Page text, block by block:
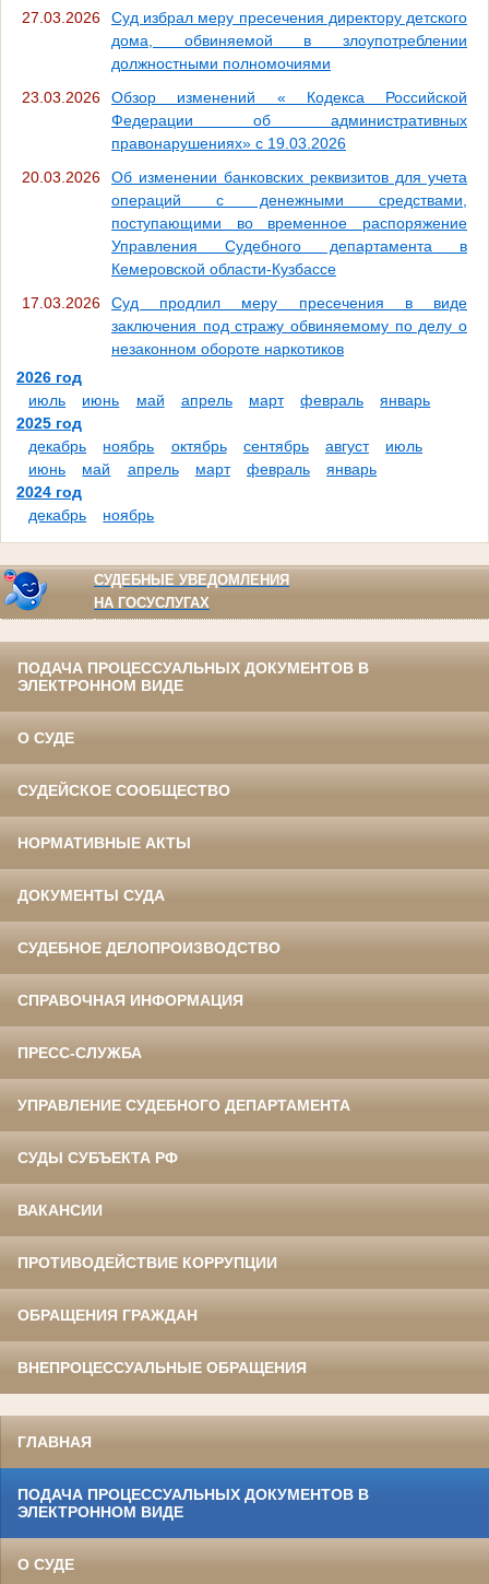
27.03.2026
Суд избрал меру пресечения директору детского
дома, обвиняемой в злоупотреблении
должностными полномочиями
23.03.2026
Обзор изменений « Кодекса Российской
Федерации об административных
правонарушениях» с 19.03.2026
20.03.2026
Об изменении банковских реквизитов для учета
операций с денежными средствами,
поступающими во временное распоряжение
Управления Судебного департамента в
Кемеровской области-Кузбассе
17.03.2026
Суд продлил меру пресечения в виде
заключения под стражу обвиняемому по делу о
незаконном обороте наркотиков
2026 год
июль
июнь май апрель март февраль
январь
2025 год
декабрь
ноябрь октябрь сентябрь август
июль
июнь
май апрель март февраль
январь
2024 год
декабрь
ноябрь
СУДЕБНЫЕ УВЕДОМЛЕНИЯ
НА ГОСУСЛУГАХ
ПОДАЧА ПРОЦЕССУАЛЬНЫХ ДОКУМЕНТОВ В
ЭЛЕКТРОННОМ ВИДЕ
О СУДЕ
СУДЕЙСКОЕ СООБЩЕСТВО
НОРМАТИВНЫЕ АКТЫ
ДОКУМЕНТЫ СУДА
СУДЕБНОЕ ДЕЛОПРОИЗВОДСТВО
СПРАВОЧНАЯ ИНФОРМАЦИЯ
ПРЕСС-СЛУЖБА
УПРАВЛЕНИЕ СУДЕБНОГО ДЕПАРТАМЕНТА
СУДЫ СУБЪЕКТА РФ
ВАКАНСИИ
ПРОТИВОДЕЙСТВИЕ КОРРУПЦИИ
ОБРАЩЕНИЯ ГРАЖДАН
ВНЕПРОЦЕССУАЛЬНЫЕ ОБРАЩЕНИЯ
ГЛАВНАЯ
ПОДАЧА ПРОЦЕССУАЛЬНЫХ ДОКУМЕНТОВ В
ЭЛЕКТРОННОМ ВИДЕ
О СУДЕ